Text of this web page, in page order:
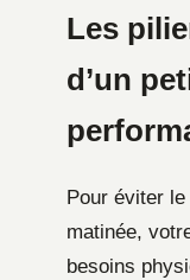
Les
d’un
Pour éviter
matinée,
besoins